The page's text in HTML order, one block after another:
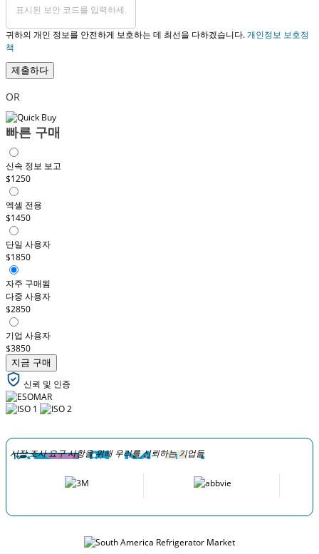
귀하의 개인 정보를 안전하게 보호하는 데 최선을 다하겠습니다.개인정보 보호정
책
제출하다
OR
빠른 구매
신속 정보 보고
$1250
엑셀 전용
$1450
단일 사용자
$1850
자주 구매됨
다중 사용자
$2850
기업 사용자
$3850
지금 구매
신뢰 및 인증
시장 조사 요구 사항을 위해 우리를 신뢰하는 기업들